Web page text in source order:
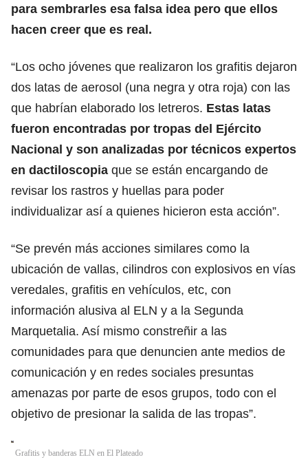
para sembrarles esa falsa idea pero que ellos
hacen creer que es real.
“Los ocho jóvenes que realizaron los grafitis dejaron
dos latas de aerosol (una negra y otra roja) con las
que habrían elaborado los letreros. Estas latas
fueron encontradas por tropas del Ejército
Nacional y son analizadas por técnicos expertos
en dactiloscopia que se están encargando de
revisar los rastros y huellas para poder
individualizar así a quienes hicieron esta acción”.
“Se prevén más acciones similares como la
ubicación de vallas, cilindros con explosivos en vías
veredales, grafitis en vehículos, etc, con
información alusiva al ELN y a la Segunda
Marquetalia. Así mismo constreñir a las
comunidades para que denuncien ante medios de
comunicación y en redes sociales presuntas
amenazas por parte de esos grupos, todo con el
objetivo de presionar la salida de las tropas”.
Grafitis y banderas ELN en El Plateado